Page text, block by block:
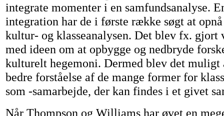
integrate momenter i en samfundsanalyse.
integration har de i første række søgt at
kultur- og klasseanalysen. Det blev fx. gjort
med ideen om at opbygge og nedbryde
kulturelt hegemoni. Dermed blev det muligt
bedre forståelse af de mange former for
som -samarbejde, der kan findes i et givet
Når Thompson og Williams har øvet en